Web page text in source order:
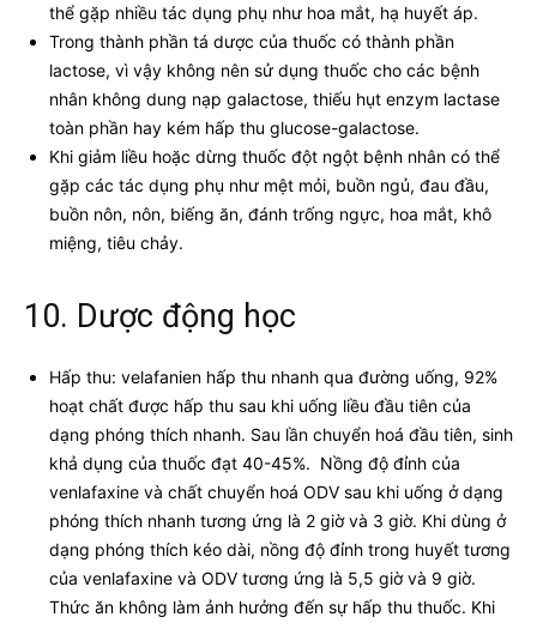
thể gặp nhiều tác dụng phụ như hoa mắt, hạ huyết áp.
Trong thành phần tá dược của thuốc có thành phần
lactose, vì vậy không nên sử dụng thuốc cho các bệnh
nhân không dung nạp galactose, thiếu hụt enzym lactase
toàn phần hay kém hấp thu glucose-galactose.
Khi giảm liều hoặc dừng thuốc đột ngột bệnh nhân có thể
gặp các tác dụng phụ như mệt mỏi, buồn ngủ, đau đầu,
buồn nôn, nôn, biếng ăn, đánh trống ngực, hoa mắt, khô
miệng, tiêu chảy.
10. Dược động học
Hấp thu: velafanien hấp thu nhanh qua đường uống, 92%
hoạt chất được hấp thu sau khi uống liều đầu tiên của
dạng phóng thích nhanh. Sau lần chuyển hoá đầu tiên, sinh
khả dụng của thuốc đạt 40-45%. Nồng độ đỉnh của
venlafaxine và chất chuyển hoá ODV sau khi uống ở dạng
phóng thích nhanh tương ứng là 2 giờ và 3 giờ. Khi dùng ở
dạng phóng thích kéo dài, nồng độ đỉnh trong huyết tương
của venlafaxine và ODV tương ứng là 5,5 giờ và 9 giờ.
Thức ăn không làm ảnh hưởng đến sự hấp thu thuốc. Khi